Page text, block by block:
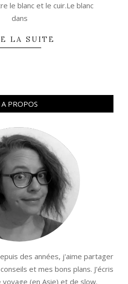
le blanc et le cuir.Le blanc
dans
LA SUITE
A PROPOS
des années, j'aime partager
et mes bons plans. J'écris
(en Asie) et de slow.